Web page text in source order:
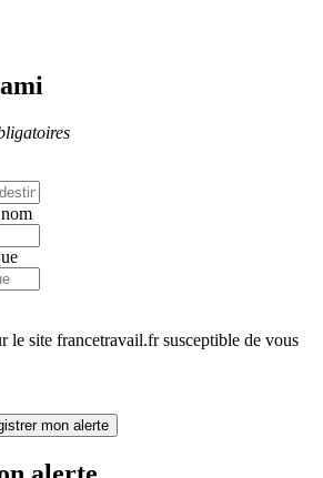
le site francetravail.fr susceptible de vous
mon alerte